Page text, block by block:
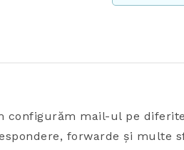
mail-ul pe
forwarde și multe